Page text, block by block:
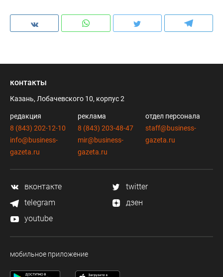
контакты
Казань, Лобачевского 10, корпус 2
редакция
8 (843) 202-12-10
info@business-
gazeta.ru
реклама
8 (843) 203-48-47
mir@business-
gazeta.ru
отдел персонала
staff@business-
gazeta.ru
вконтакте
twitter
telegram
дзен
youtube
мобильное приложение